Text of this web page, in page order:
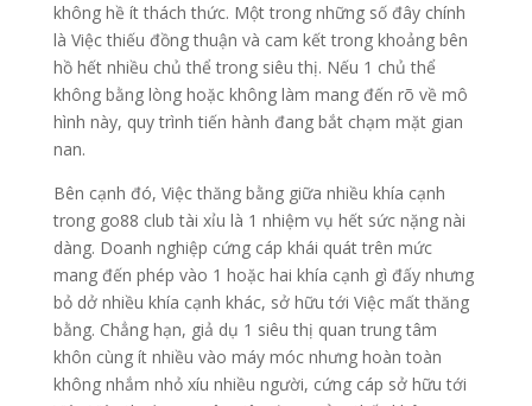
không hề ít thách thức. Một trong những số đây chính
là Việc thiếu đồng thuận và cam kết trong khoảng bên
hồ hết nhiều chủ thể trong siêu thị. Nếu 1 chủ thể
không bằng lòng hoặc không làm mang đến rõ về mô
hình này, quy trình tiến hành đang bắt chạm mặt gian
nan.
Bên cạnh đó, Việc thăng bằng giữa nhiều khía cạnh
trong go88 club tài xỉu là 1 nhiệm vụ hết sức nặng nài
dàng. Doanh nghiệp cứng cáp khái quát trên mức
mang đến phép vào 1 hoặc hai khía cạnh gì đấy nhưng
bỏ dở nhiều khía cạnh khác, sở hữu tới Việc mất thăng
bằng. Chẳng hạn, giả dụ 1 siêu thị quan trung tâm
khôn cùng ít nhiều vào máy móc nhưng hoàn toàn
không nhắm nhỏ xíu nhiều người, cứng cáp sở hữu tới